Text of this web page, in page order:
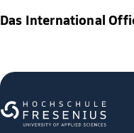
Das International